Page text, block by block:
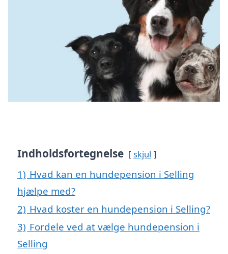
Indholdsfortegnelse skjul
1) Hvad kan en hundepension i Selling
hjælpe med?
2) Hvad koster en hundepension i Selling?
3) Fordele ved at vælge hundepension i
Selling